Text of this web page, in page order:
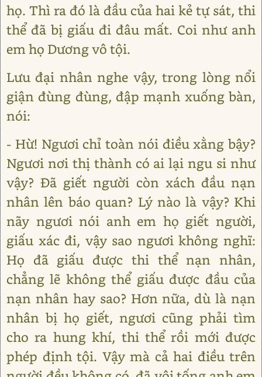
họ. Thì ra đó là đầu của hai kẻ tự sát, thi
thể đã bị giấu đi đâu mất. Coi như anh
em họ Dương vô tội.
Lưu đại nhân nghe vậy, trong lòng nổi
giận đùng đùng, đập mạnh xuống bàn,
nói:
- Hừ! Ngươi chỉ toàn nói điều xằng bậy?
Ngươi nơi thị thành có ai lại ngu si như
vậy? Đã giết người còn xách đầu nạn
nhân lên báo quan? Lý nào là vậy? Khi
nãy ngươi nói anh em họ giết người,
giấu xác đi, vậy sao ngươi không nghĩ:
Họ đã giấu được thi thể nạn nhân,
chẳng lẽ không thể giấu được đầu của
nạn nhân hay sao? Hơn nữa, dù là nạn
nhân bị họ giết, ngươi cũng phải tìm
cho ra hung khí, thi thể rồi mới được
phép định tội. Vậy mà cả hai điều trên